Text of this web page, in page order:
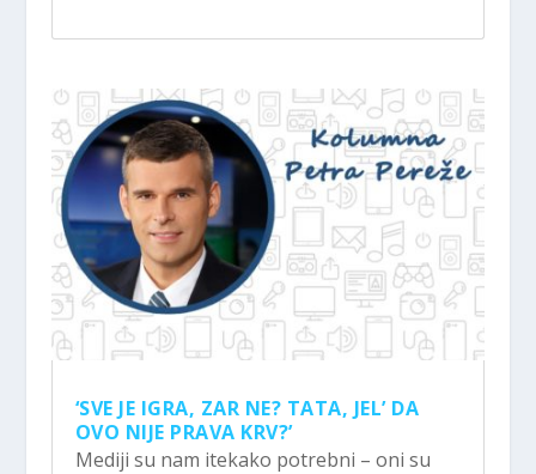
‘SVE JE IGRA, ZAR NE? TATA, JEL’ DA
OVO NIJE PRAVA KRV?’
Mediji su nam itekako potrebni – oni su